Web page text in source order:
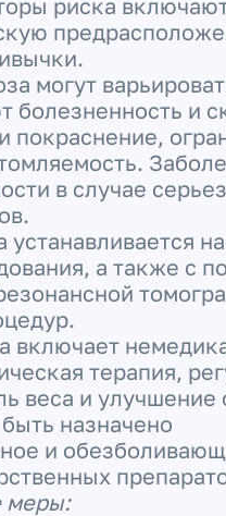
риска
могут
болезненность и
покраснение,
в случае
а также с
включает
терапия,
веса и улучшение
назначено
и
меры: